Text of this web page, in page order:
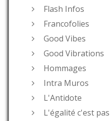
Flash Infos
Francofolies
Good Vibes
Good Vibrations
Hommages
Intra Muros
L'Antidote
L'égalité c'est